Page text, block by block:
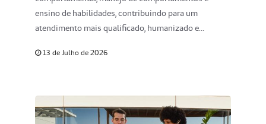
ensino de habilidades, contribuindo para um
atendimento mais qualificado, humanizado e
Transtorno do Espectro Autista (TEA)
13 de Julho de 2026